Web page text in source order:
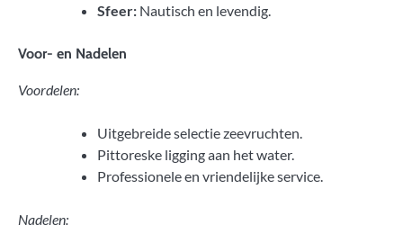
Sfeer: Nautisch en levendig.
Voor- en Nadelen
Voordelen:
Uitgebreide selectie zeevruchten.
Pittoreske ligging aan het water.
Professionele en vriendelijke service.
Nadelen: